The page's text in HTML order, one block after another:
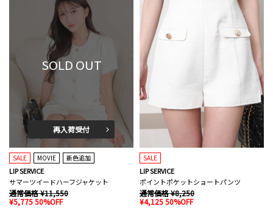
SOLD OUT
再入荷受付
SALE MOVIE 新色追加
LIP SERVICE
サマーツイードハーフジャケット
通常価格 ¥11,550
¥5,775 50%OFF
SALE
LIP SERVICE
ポイントポケットショートパンツ
通常価格 ¥8,250
¥4,125 50%OFF